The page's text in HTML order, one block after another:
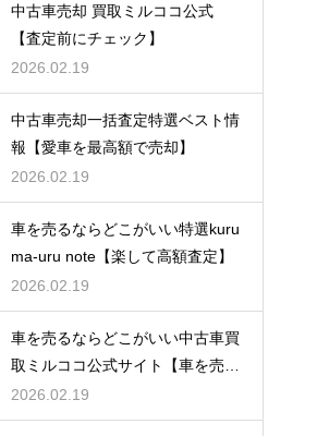
中古車売却 買取ミルココ公式
【査定前にチェック】
2026.02.19
中古車売却一括査定特選ベスト情
報【愛車を最高額で売却】
2026.02.19
車を売るならどこがいい特選kuru
ma-uru note【楽して高額査定】
2026.02.19
車を売るならどこがいい中古車買
取ミルココ公式サイト【車を売る
ならこれ】
2026.02.19